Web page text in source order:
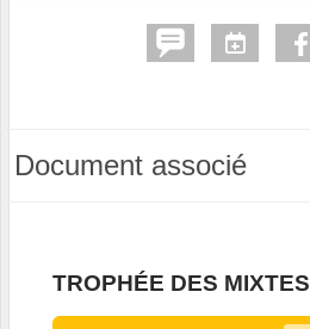
Document associé
TROPHÉE DES MIXTES